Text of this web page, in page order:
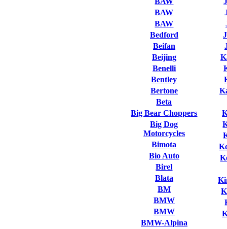
BAW
BAW
Bedford
Beifan
Beijing
Benelli
Bentley
Bertone
Beta
Big Bear Choppers
Big Dog
Motorcycles
Bimota
Bio Auto
Birel
Blata
BM
BMW
BMW
BMW-Alpina